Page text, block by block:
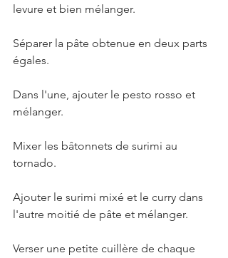
levure et bien mélanger.
Séparer la pâte obtenue en deux parts
égales.
Dans l'une, ajouter le pesto rosso et
mélanger.
Mixer les bâtonnets de surimi au
tornado.
Ajouter le surimi mixé et le curry dans
l'autre moitié de pâte et mélanger.
Verser une petite cuillère de chaque